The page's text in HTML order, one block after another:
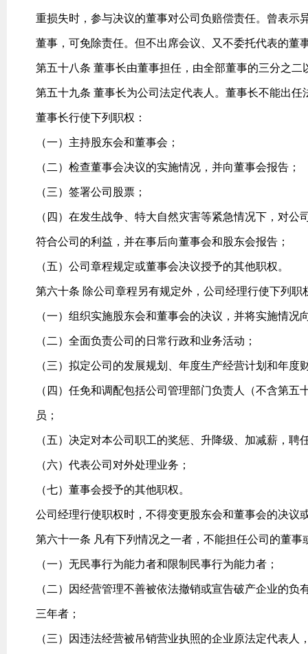
重损失时，参与决议的董事对公司负赔偿责任。曾表示
董事，可免除责任。但不出席会议、又不委托代表的董
第五十八条 董事长由董事担任，由全部董事的三分之二
第五十九条 董事长为公司法定代表人。董事长不能出
董事长行使下列职权：
（一）主持股东会和董事会；
（二）检查董事会决议的实施情况，并向董事会报告；
（三）签署公司股票；
（四）在发生战争、特大自然灾害等紧急情况下，对
符合公司的利益，并在事后向董事会和股东会报告；
（五）公司章程规定或董事会决议授予的其他职权。
第六十条 除公司章程另有规定外，公司经理行使下列职
（一）组织实施股东会和董事会的决议，并将实施情况
（二）全面负责公司的日常行政和业务活动；
（三）拟定公司的发展规划、年度生产经营计划和年
（四）任免和调配包括公司管理部门负责人（不含第
员；
（五）决定对本公司职工的奖惩、升降级、加减薪，聘
（六）代表公司对外处理业务；
（七）董事会授予的其他职权。
公司经理行使职权时，不得变更股东会和董事会的决议
第六十一条 凡有下列情况之一者，不能担任公司的董事
（一）无民事行为能力者和限制民事行为能力者；
（二）因经营管理不善被依法撤销或宣告破产企业的
三年者；
（三）因违法经营被吊销营业执照的企业原法定代表